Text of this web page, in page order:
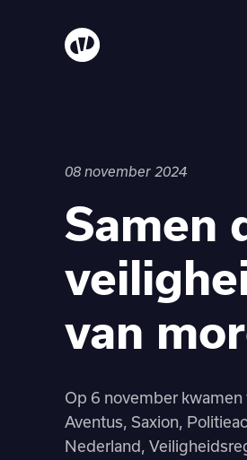
08 november 2024
Samen
van
Op 6 november
Aventus, Saxion,
Nederland,